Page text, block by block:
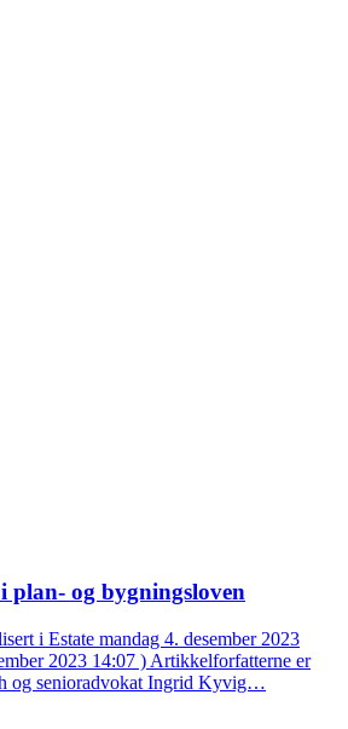
plan- og bygningsloven
i Estate mandag 4. desember 2023
2023 14:07 ) Artikkelforfatterne er
og senioradvokat Ingrid Kyvig…